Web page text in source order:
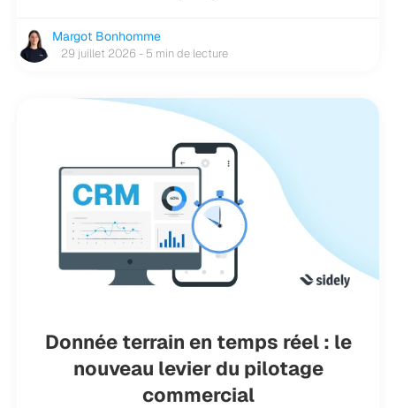
Margot Bonhomme
29 juillet 2026 - 5 min de lecture
Donnée terrain en temps réel : le
nouveau levier du pilotage
commercial